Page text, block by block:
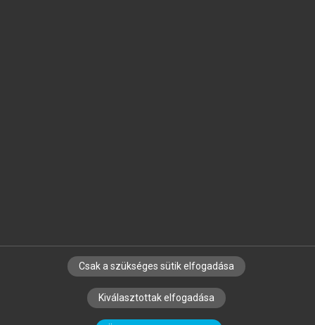
SZERZŐKNEK CÉGEKNEK KÖNYVTÁROSOKNAK
SZERKESZTÉSI ÉS LEKTORÁLÁSI ALAPELVEK
Csak a szükséges sütik elfogadása
Kiválasztottak elfogadása